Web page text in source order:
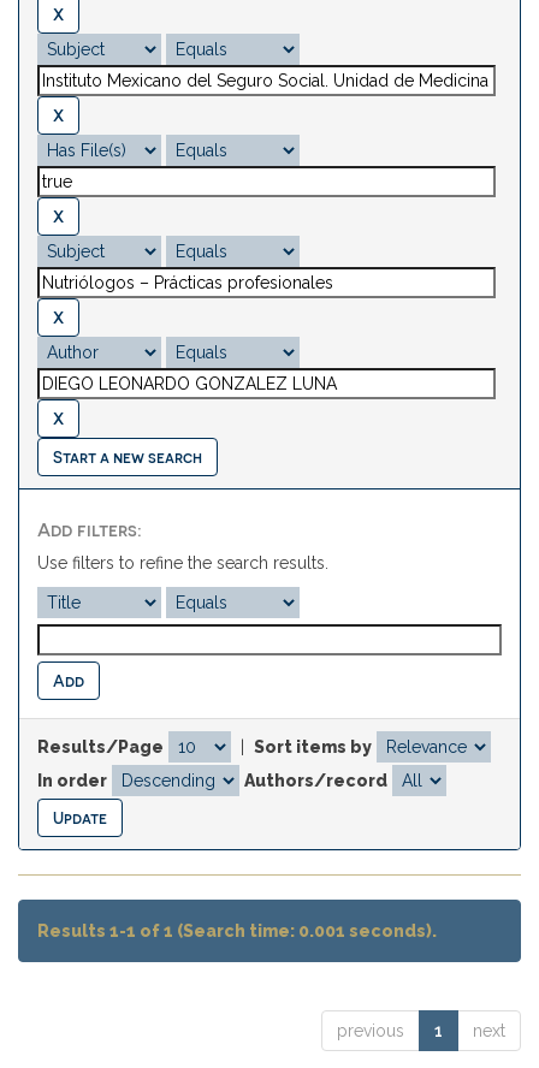
Start a new search
Add filters:
Use filters to refine the search results.
Results/Page
Sort items by
In order
Authors/record
Results 1-1 of 1 (Search time: 0.001 seconds).
previous 1 next